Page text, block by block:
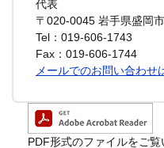
代表
〒020-0045 岩手県盛岡
Tel：019-606-1743
Fax：019-606-1744
メールでのお問い合わせ
PDF形式のファイルをご